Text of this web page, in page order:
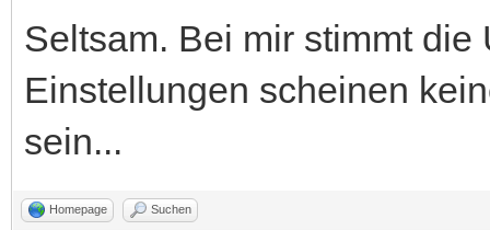
Seltsam. Bei mir stimmt
Einstellungen scheinen
sein...
Homepage Suchen